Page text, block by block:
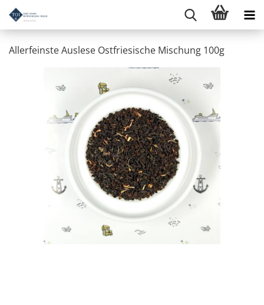
Allerfeinste Auslese Ostfriesische Mischung 100g